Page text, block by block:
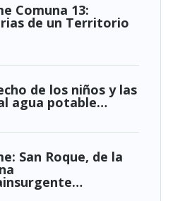
Comuna 13:
de un Territorio
de los niños y las
agua potable…
San Roque, de la